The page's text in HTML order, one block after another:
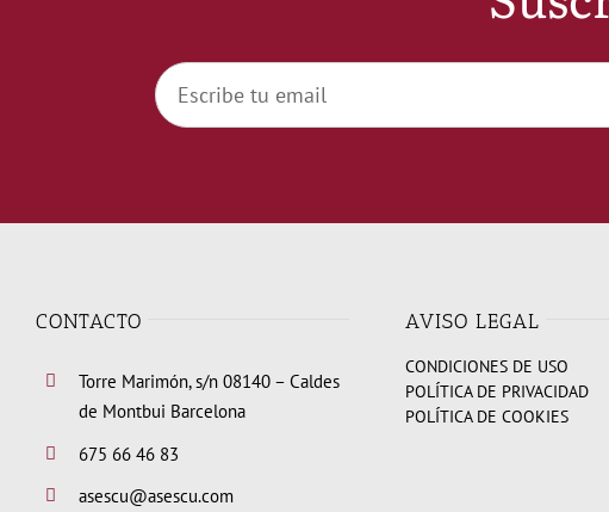
CONTACTO
Torre Marimón, s/n 08140 – Caldes
de Montbui Barcelona
675 66 46 83
asescu@asescu.com
AVISO LEGAL
CONDICIONES DE USO
POLÍTICA DE PRIVACIDAD
POLÍTICA DE COOKIES